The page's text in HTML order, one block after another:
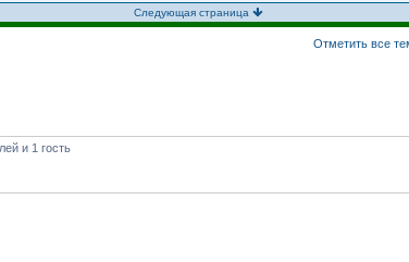
Следующая страница
Отметить все
и 1 гость